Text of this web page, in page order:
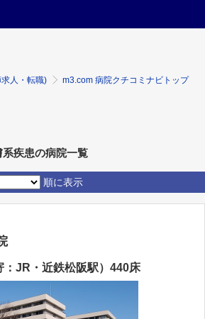
人・転職)
m3.com 病院クチコミナビトップ
疾患の病院一覧
順に表示
：JR・近鉄松阪駅）440床